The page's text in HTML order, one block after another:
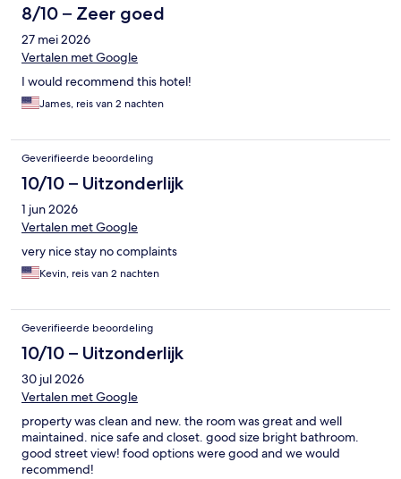
8/10 – Zeer goed
27 mei 2026
Vertalen met Google
I would recommend this hotel!
James, reis van 2 nachten
Geverifieerde beoordeling
10/10 – Uitzonderlijk
1 jun 2026
Vertalen met Google
very nice stay no complaints
Kevin, reis van 2 nachten
Geverifieerde beoordeling
10/10 – Uitzonderlijk
30 jul 2026
Vertalen met Google
property was clean and new. the room was great and well
maintained. nice safe and closet. good size bright bathroom.
good street view! food options were good and we would
recommend!